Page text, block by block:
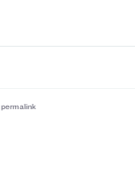
permalink